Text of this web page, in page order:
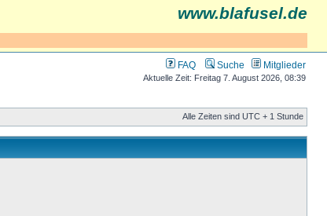
www.blafusel.de
FAQ Suche Mitglieder
Aktuelle Zeit: Freitag 7. August 2026, 08:39
Alle Zeiten sind UTC + 1 Stunde